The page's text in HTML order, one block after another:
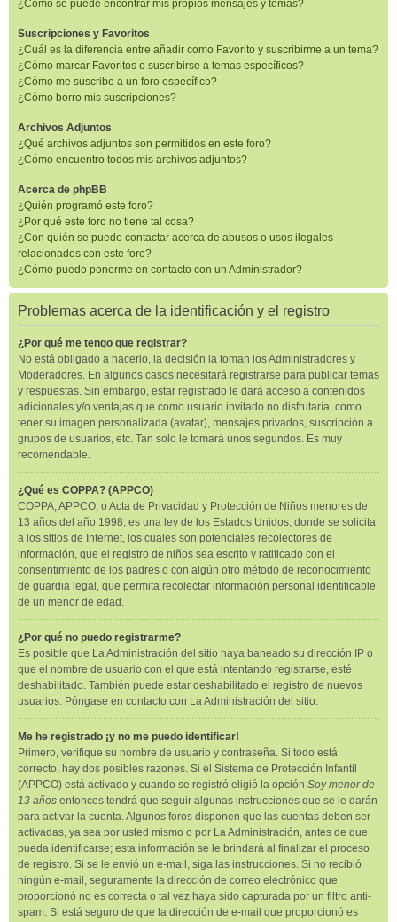
¿Como se puede encontrar mis propios mensajes y temas?
Suscripciones y Favoritos
¿Cuál es la diferencia entre añadir como Favorito y suscribirme a un tema?
¿Cómo marcar Favoritos o suscribirse a temas específicos?
¿Cómo me suscribo a un foro específico?
¿Cómo borro mis suscripciones?
Archivos Adjuntos
¿Qué archivos adjuntos son permitidos en este foro?
¿Cómo encuentro todos mis archivos adjuntos?
Acerca de phpBB
¿Quién programó este foro?
¿Por qué este foro no tiene tal cosa?
¿Con quién se puede contactar acerca de abusos o usos ilegales
relacionados con este foro?
¿Cómo puedo ponerme en contacto con un Administrador?
Problemas acerca de la identificación y el registro
¿Por qué me tengo que registrar?
No está obligado a hacerlo, la decisión la toman los Administradores y
Moderadores. En algunos casos necesitará registrarse para publicar temas
y respuestas. Sin embargo, estar registrado le dará acceso a contenidos
adicionales y/o ventajas que como usuario invitado no disfrutaría, como
tener su imagen personalizada (avatar), mensajes privados, suscripción a
grupos de usuarios, etc. Tan solo le tomará unos segundos. Es muy
recomendable.
¿Qué es COPPA? (APPCO)
COPPA, APPCO, o Acta de Privacidad y Protección de Niños menores de
13 años del año 1998, es una ley de los Estados Unidos, donde se solicita
a los sitios de Internet, los cuales son potenciales recolectores de
información, que el registro de niños sea escrito y ratificado con el
consentimiento de los padres o con algún otro método de reconocimiento
de guardia legal, que permita recolectar información personal identificable
de un menor de edad.
¿Por qué no puedo registrarme?
Es posible que La Administración del sitio haya baneado su dirección IP o
que el nombre de usuario con el que está intentando registrarse, esté
deshabilitado. También puede estar deshabilitado el registro de nuevos
usuarios. Póngase en contacto con La Administración del sitio.
Me he registrado ¡y no me puedo identificar!
Primero, verifique su nombre de usuario y contraseña. Si todo está
correcto, hay dos posibles razones. Si el Sistema de Protección Infantil
(APPCO) está activado y cuando se registró eligió la opción Soy menor de
13 años entonces tendrá que seguir algunas instrucciones que se le darán
para activar la cuenta. Algunos foros disponen que las cuentas deben ser
activadas, ya sea por usted mismo o por La Administración, antes de que
pueda identificarse; esta información se le brindará al finalizar el proceso
de registro. Si se le envió un e-mail, siga las instrucciones. Si no recibió
ningún e-mail, seguramente la dirección de correo electrónico que
proporcionó no es correcta o tal vez haya sido capturada por un filtro anti-
spam. Si está seguro de que la dirección de e-mail que proporcionó es